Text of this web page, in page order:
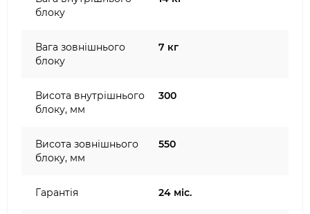
блоку
Вага зовнішнього
блоку
7 кг
Висота внутрішнього
блоку, мм
300
Висота зовнішнього
блоку, мм
550
Гарантія 24 міс.